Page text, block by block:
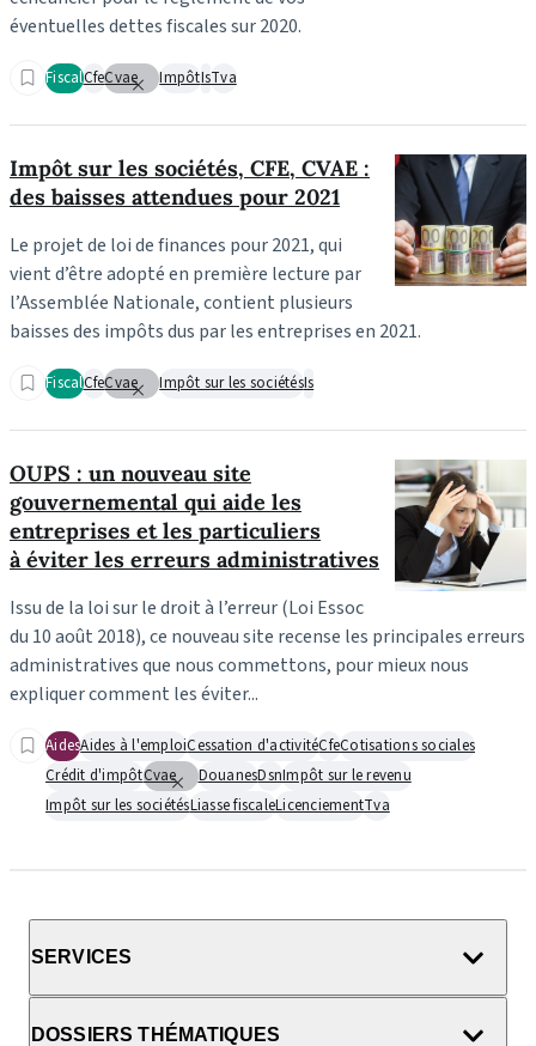
éventuelles dettes fiscales sur 2020.
FiscalCfeCvae ImpôtIsTva
Impôt sur les sociétés, CFE, CVAE :
des baisses attendues pour 2021
Le projet de loi de finances pour 2021, qui
vient d’être adopté en première lecture par
l’Assemblée Nationale, contient plusieurs
baisses des impôts dus par les entreprises en 2021.
FiscalCfeCvae Impôt sur les sociétésIs
OUPS : un nouveau site
gouvernemental qui aide les
entreprises et les particuliers
à éviter les erreurs administratives
Issu de la loi sur le droit à l’erreur (Loi Essoc
du 10 août 2018), ce nouveau site recense les principales erreurs
administratives que nous commettons, pour mieux nous
expliquer comment les éviter...
AidesAides à l'emploiCessation d'activitéCfeCotisations sociales
Crédit d'impôtCvae DouanesDsnImpôt sur le revenu
Impôt sur les sociétésLiasse fiscaleLicenciementTva
SERVICES
DOSSIERS THÉMATIQUES